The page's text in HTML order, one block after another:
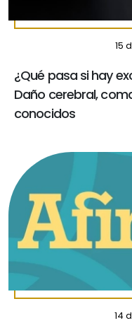
15
¿Qué pasa si hay
Daño cerebral,
conocidos
14